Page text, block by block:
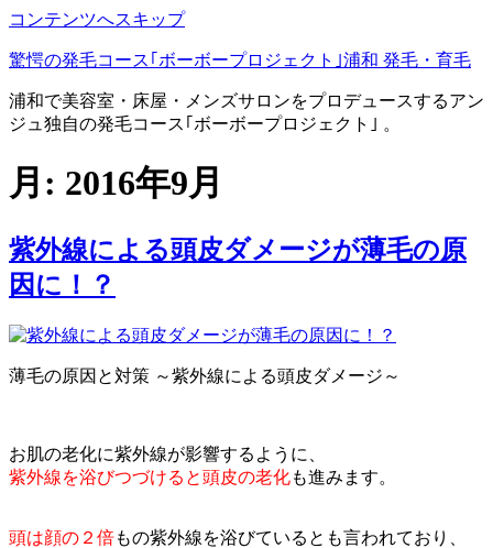
コンテンツへスキップ
驚愕の発毛コース｢ボーボープロジェクト｣浦和 発毛・育毛
浦和で美容室・床屋・メンズサロンをプロデュースするアン
ジュ独自の発毛コース｢ボーボープロジェクト｣ 。
月: 2016年9月
紫外線による頭皮ダメージが薄毛の原
因に！？
薄毛の原因と対策 ～紫外線による頭皮ダメージ～
お肌の老化に紫外線が影響するように、
紫外線を浴びつづけると頭皮の老化も進みます。
頭は顔の２倍もの紫外線を浴びているとも言われており、